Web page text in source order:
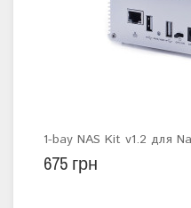
1-bay NAS Kit v1.2 для
675 грн